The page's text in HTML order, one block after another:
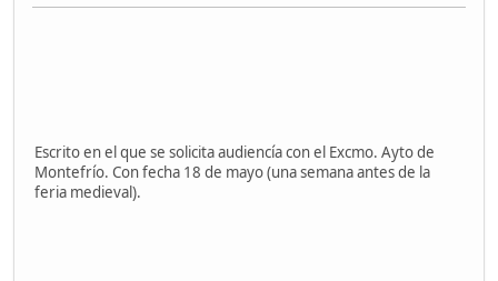
Escrito en el que se solicita audiencía con el Excmo. Ayto de
Montefrío. Con fecha 18 de mayo (una semana antes de la
feria medieval).